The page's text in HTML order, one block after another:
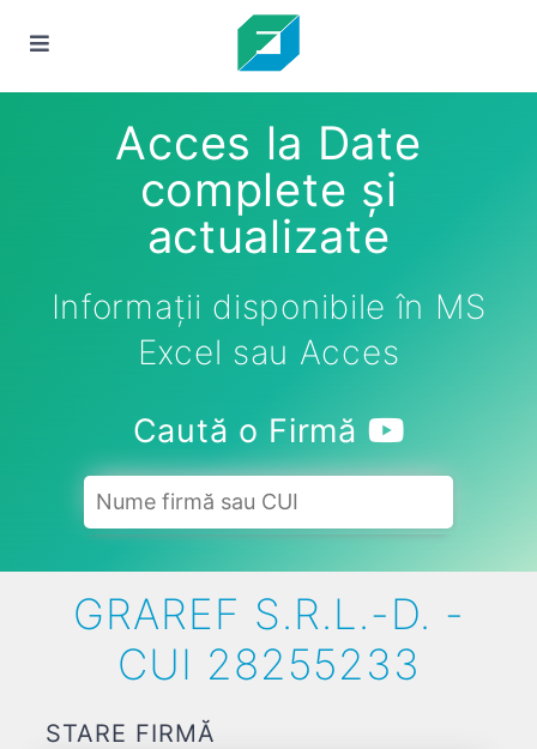
Acces la Date
complete și
actualizate
Informații disponibile în MS
Excel sau Acces
Caută o Firmă
GRAREF S.R.L.-D. -
CUI 28255233
STARE FIRMĂ